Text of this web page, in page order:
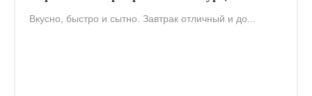
Вкусно, быстро и сытно. Завтрак отличный и до...